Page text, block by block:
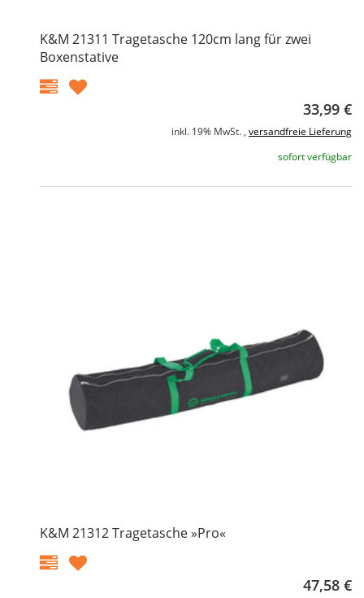
K&M 21311 Tragetasche 120cm lang für zwei
Boxenstative
33,99 €
inkl. 19% MwSt. , versandfreie Lieferung
sofort verfügbar
K&M 21312 Tragetasche »Pro«
47,58 €